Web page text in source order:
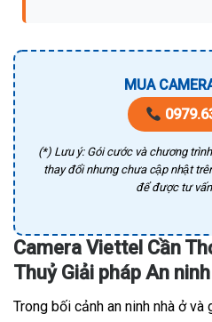
MUA
(*) Lưu ý: Gói cước và chương
thay đổi nhưng chưa cập nhật
để được tư
Camera Viettel Cần
Thuỷ Giải pháp An
Trong bối cảnh an ninh nhà ở